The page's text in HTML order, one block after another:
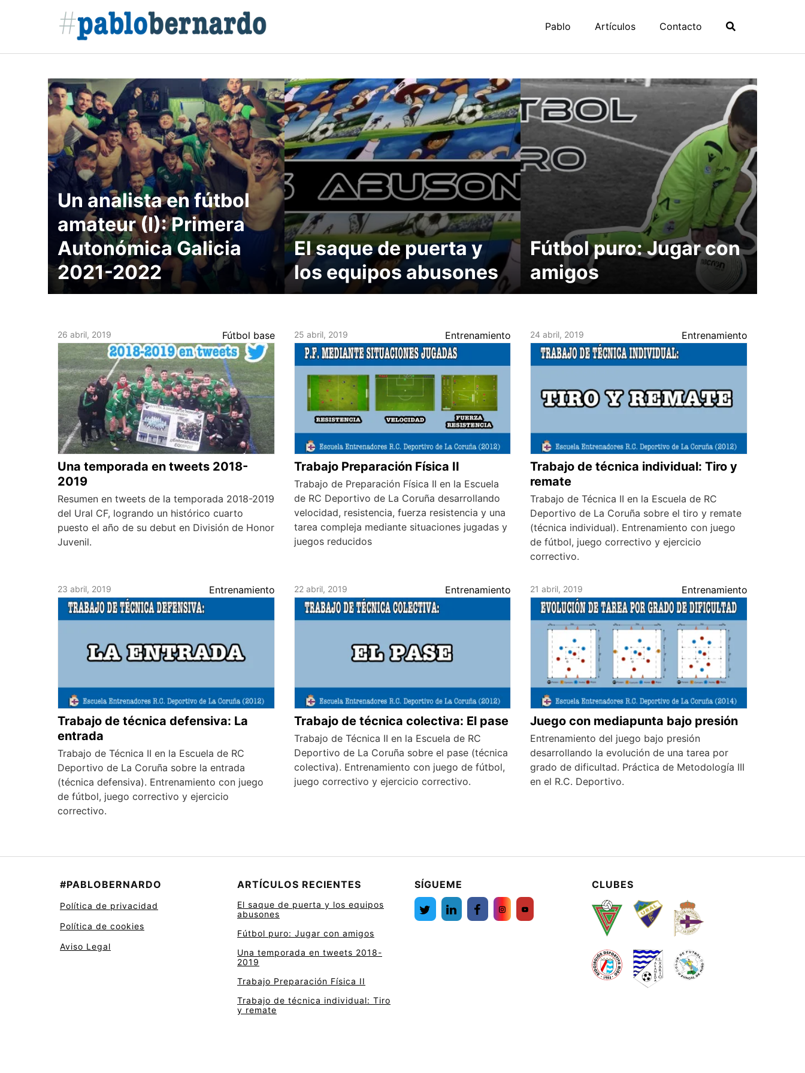
Pablo Artículos Contacto
Un analista en fútbol
amateur (I): Primera
Autonómica Galicia
2021-2022
El saque de puerta y
los equipos abusones
Fútbol puro: Jugar con
amigos
26 abril, 2019 Fútbol base
Una temporada en tweets 2018-
2019
Resumen en tweets de la temporada 2018-2019
del Ural CF, logrando un histórico cuarto
puesto el año de su debut en División de Honor
Juvenil.
25 abril, 2019 Entrenamiento
Trabajo Preparación Física II
Trabajo de Preparación Física II en la Escuela
de RC Deportivo de La Coruña desarrollando
velocidad, resistencia, fuerza resistencia y una
tarea compleja mediante situaciones jugadas y
juegos reducidos
24 abril, 2019 Entrenamiento
Trabajo de técnica individual: Tiro y
remate
Trabajo de Técnica II en la Escuela de RC
Deportivo de La Coruña sobre el tiro y remate
(técnica individual). Entrenamiento con juego
de fútbol, juego correctivo y ejercicio
correctivo.
23 abril, 2019 Entrenamiento
Trabajo de técnica defensiva: La
entrada
Trabajo de Técnica II en la Escuela de RC
Deportivo de La Coruña sobre la entrada
(técnica defensiva). Entrenamiento con juego
de fútbol, juego correctivo y ejercicio
correctivo.
22 abril, 2019 Entrenamiento
Trabajo de técnica colectiva: El pase
Trabajo de Técnica II en la Escuela de RC
Deportivo de La Coruña sobre el pase (técnica
colectiva). Entrenamiento con juego de fútbol,
juego correctivo y ejercicio correctivo.
21 abril, 2019 Entrenamiento
Juego con mediapunta bajo presión
Entrenamiento del juego bajo presión
desarrollando la evolución de una tarea por
grado de dificultad. Práctica de Metodología III
en el R.C. Deportivo.
#PABLOBERNARDO
Política de privacidad
Política de cookies
Aviso Legal
ARTÍCULOS RECIENTES
El saque de puerta y los equipos
abusones
Fútbol puro: Jugar con amigos
Una temporada en tweets 2018-
2019
Trabajo Preparación Física II
Trabajo de técnica individual: Tiro
y remate
SÍGUEME CLUBES